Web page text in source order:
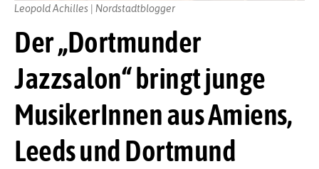
Der „Dortmunder
Jazzsalon“ bringt junge
MusikerInnen aus Amiens,
Leeds und Dortmund
Leopold Achilles | Nordstadtblogger